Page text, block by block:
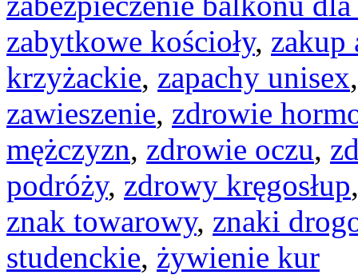
zabytkowe kościoły, zakup
krzyżackie, zapachy unisex
zawieszenie, zdrowie
mężczyzn, zdrowie oczu,
podróży, zdrowy kręgosłup
znak towarowy, znaki
studenckie, żywienie kur